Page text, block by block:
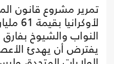
تمرير مشروع قانون
النواب والشيوخ
يفترض أن يهدئ